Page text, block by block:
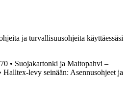
ja turvallisuusohjeita käyttäessäsi
• Suojakartonki ja Maitopahvi –
Halltex-levy seinään: Asennusohjeet ja